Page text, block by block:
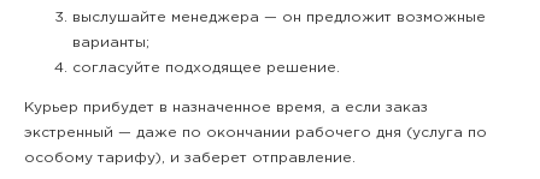
выслушайте менеджера — он предложит возможные
варианты;
согласуйте подходящее решение.
Курьер прибудет в назначенное время, а если заказ
экстренный — даже по окончании рабочего дня (услуга по
особому тарифу), и заберет отправление.